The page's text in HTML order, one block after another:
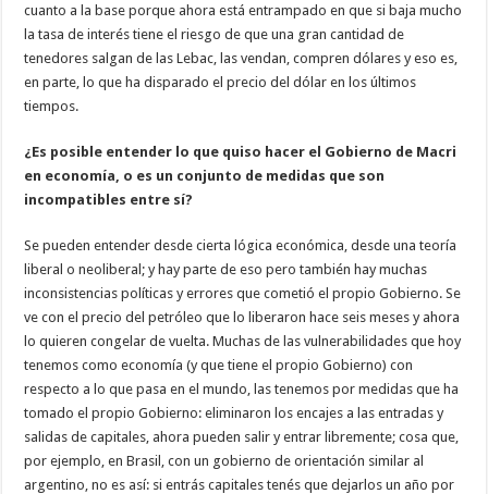
cuanto a la base porque ahora está entrampado en que si baja mucho
la tasa de interés tiene el riesgo de que una gran cantidad de
tenedores salgan de las Lebac, las vendan, compren dólares y eso es,
en parte, lo que ha disparado el precio del dólar en los últimos
tiempos.
¿Es posible entender lo que quiso hacer el Gobierno de Macri
en economía, o es un conjunto de medidas que son
incompatibles entre sí?
Se pueden entender desde cierta lógica económica, desde una teoría
liberal o neoliberal; y hay parte de eso pero también hay muchas
inconsistencias políticas y errores que cometió el propio Gobierno. Se
ve con el precio del petróleo que lo liberaron hace seis meses y ahora
lo quieren congelar de vuelta. Muchas de las vulnerabilidades que hoy
tenemos como economía (y que tiene el propio Gobierno) con
respecto a lo que pasa en el mundo, las tenemos por medidas que ha
tomado el propio Gobierno: eliminaron los encajes a las entradas y
salidas de capitales, ahora pueden salir y entrar libremente; cosa que,
por ejemplo, en Brasil, con un gobierno de orientación similar al
argentino, no es así: si entrás capitales tenés que dejarlos un año por